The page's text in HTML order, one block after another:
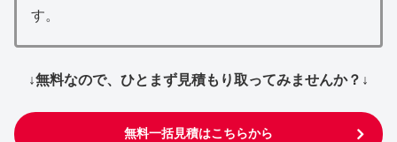
す。
↓無料なので、ひとまず見積もり取ってみませんか？↓
無料一括見積はこちらから